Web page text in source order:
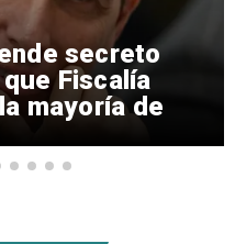
secreto
Fiscalía
mayoría de